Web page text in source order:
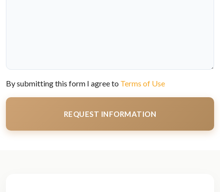
By submitting this form I agree to Terms of Use
REQUEST INFORMATION